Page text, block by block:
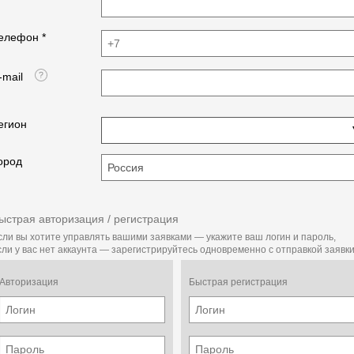
*
mail
авторизация / регистрация
вы хотите управлять вашими заявками — укажите ваш логин и пароль,
у вас нет аккаунта — зарегистрируйтесь одновременно с отправкой
Авторизация Быстрая регистрация